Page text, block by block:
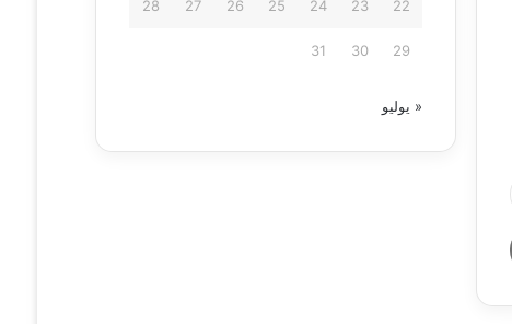
22
23
24
25
26
27
28
29
30
31
« يوليو